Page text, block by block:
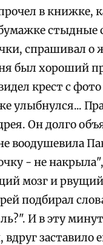
в книжке,
стыдные
спрашивал о
был хороший
крест с
улыбнулся...
Он долго
воодушевила
- не
мозг и
подбирал
И в эту
заставило